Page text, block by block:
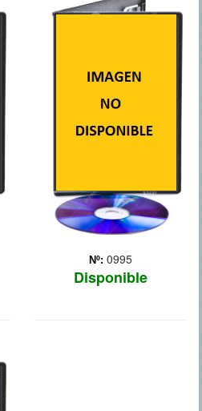
Nº: 0995
Disponible
emergencia en medio del
campo gracias al cual
de pasajeros, el
comandante Whip Whitaker
pilotaba el avión, es